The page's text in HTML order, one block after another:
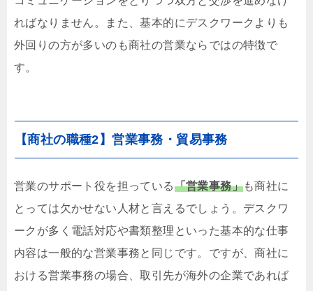
ればなりません。また、基本的にデスクワークよりも
外回りの方が多いのも商社の営業ならではの特徴で
す。
【商社の職種2】営業事務・貿易事務
営業のサポート役を担っている「営業事務」も商社に
とっては欠かせない人材と言えるでしょう。デスクワ
ークが多く電話対応や書類整理といった基本的な仕事
内容は一般的な営業事務と同じです。ですが、商社に
おける営業事務の場合、取引先が海外の企業であれば